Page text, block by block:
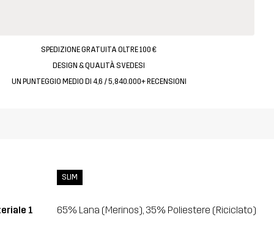
SPEDIZIONE GRATUITA OLTRE 100 €
DESIGN & QUALITÀ SVEDESI
UN PUNTEGGIO MEDIO DI 4,6 / 5, 840.000+ RECENSIONI
SLIM
1 65% Lana (Merinos), 35% Poliestere (Riciclato)